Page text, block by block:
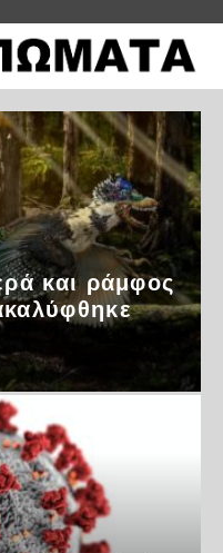
και ράμφος